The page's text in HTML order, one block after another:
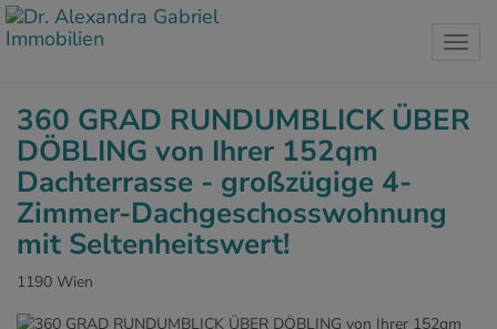
360 GRAD RUNDUMBLICK ÜBER
DÖBLING von Ihrer 152qm
Dachterrasse - großzügige 4-
Zimmer-Dachgeschosswohnung
mit Seltenheitswert!
1190 Wien